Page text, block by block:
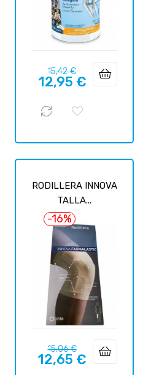
Precio
regular
15,42 €Precio
12,95 €
RODILLERA INNOVA
TALLA...
-16%
Precio
regular
15,06 €Precio
12,65 €